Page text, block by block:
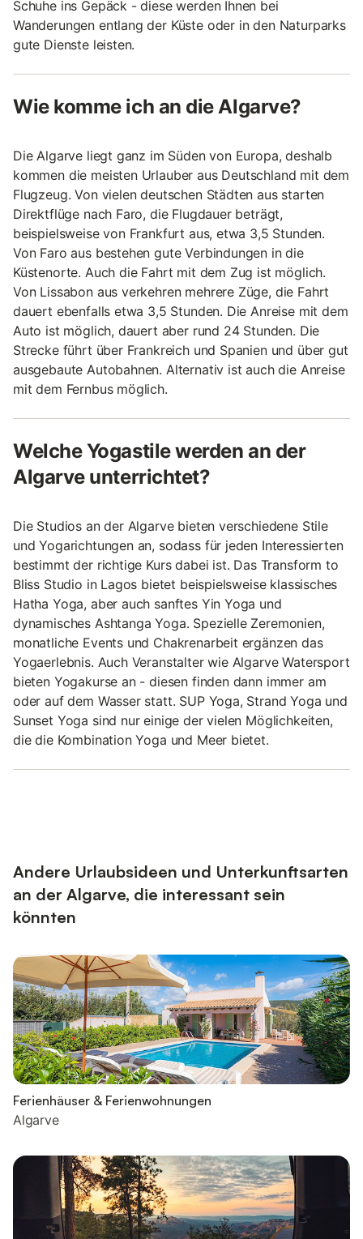
Schuhe ins Gepäck - diese werden Ihnen bei
Wanderungen entlang der Küste oder in den Naturparks
gute Dienste leisten.
Wie komme ich an die Algarve?
Die Algarve liegt ganz im Süden von Europa, deshalb
kommen die meisten Urlauber aus Deutschland mit dem
Flugzeug. Von vielen deutschen Städten aus starten
Direktflüge nach Faro, die Flugdauer beträgt,
beispielsweise von Frankfurt aus, etwa 3,5 Stunden.
Von Faro aus bestehen gute Verbindungen in die
Küstenorte. Auch die Fahrt mit dem Zug ist möglich.
Von Lissabon aus verkehren mehrere Züge, die Fahrt
dauert ebenfalls etwa 3,5 Stunden. Die Anreise mit dem
Auto ist möglich, dauert aber rund 24 Stunden. Die
Strecke führt über Frankreich und Spanien und über gut
ausgebaute Autobahnen. Alternativ ist auch die Anreise
mit dem Fernbus möglich.
Welche Yogastile werden an der
Algarve unterrichtet?
Die Studios an der Algarve bieten verschiedene Stile
und Yogarichtungen an, sodass für jeden Interessierten
bestimmt der richtige Kurs dabei ist. Das Transform to
Bliss Studio in Lagos bietet beispielsweise klassisches
Hatha Yoga, aber auch sanftes Yin Yoga und
dynamisches Ashtanga Yoga. Spezielle Zeremonien,
monatliche Events und Chakrenarbeit ergänzen das
Yogaerlebnis. Auch Veranstalter wie Algarve Watersport
bieten Yogakurse an - diesen finden dann immer am
oder auf dem Wasser statt. SUP Yoga, Strand Yoga und
Sunset Yoga sind nur einige der vielen Möglichkeiten,
die die Kombination Yoga und Meer bietet.
Andere Urlaubsideen und Unterkunftsarten
an der Algarve, die interessant sein
könnten
Ferienhäuser & Ferienwohnungen
Algarve